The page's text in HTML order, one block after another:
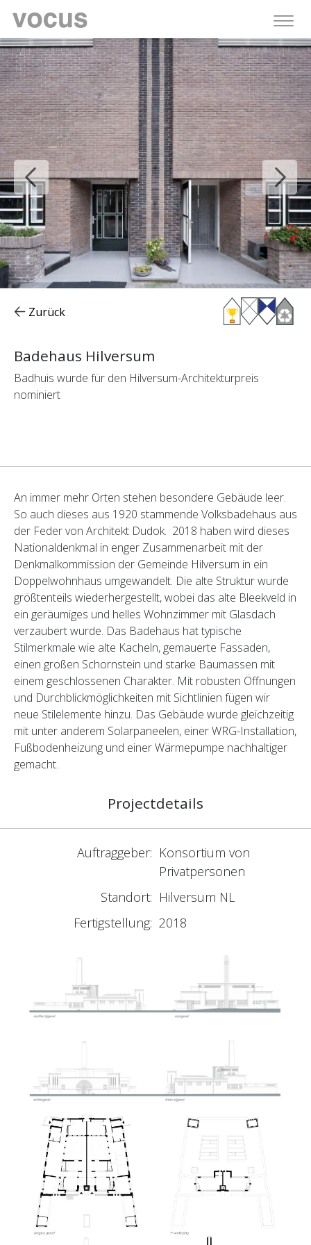
Badehaus Hilversum
Badhuis wurde für den Hilversum-Architekturpreis
nominiert
Zurück
An immer mehr Orten stehen besondere Gebäude leer.
So auch dieses aus 1920 stammende Volksbadehaus aus
der Feder von Architekt Dudok. 2018 haben wird dieses
Nationaldenkmal in enger Zusammenarbeit mit der
Denkmalkommission der Gemeinde Hilversum in ein
Doppelwohnhaus umgewandelt. Die alte Struktur wurde
größtenteils wiederhergestellt, wobei das alte Bleekveld in
ein geräumiges und helles Wohnzimmer mit Glasdach
verzaubert wurde. Das Badehaus hat typische
Stilmerkmale wie alte Kacheln, gemauerte Fassaden,
einen großen Schornstein und starke Baumassen mit
einem geschlossenen Charakter. Mit robusten Öffnungen
und Durchblickmöglichkeiten mit Sichtlinien fügen wir
neue Stilelemente hinzu. Das Gebäude wurde gleichzeitig
mit unter anderem Solarpaneelen, einer WRG-Installation,
Fußbodenheizung und einer Wärmepumpe nachhaltiger
gemacht.
Projectdetails
Auftraggeber: Konsortium von
Privatpersonen
Standort: Hilversum NL
Fertigstellung: 2018